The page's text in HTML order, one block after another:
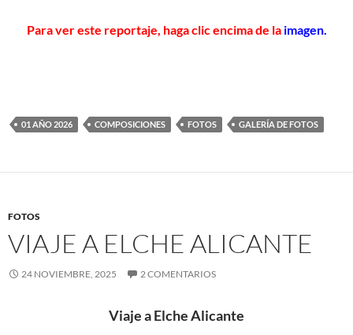
Para ver este reportaje, haga clic encima de la imagen.
01 AÑO 2026 COMPOSICIONES FOTOS GALERÍA DE FOTOS
FOTOS
VIAJE A ELCHE ALICANTE
24 NOVIEMBRE, 2025 2 COMENTARIOS
Viaje a Elche Alicante